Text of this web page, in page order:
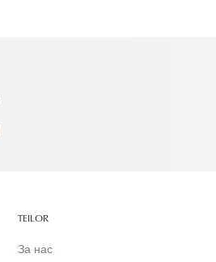
TEILOR
За нас